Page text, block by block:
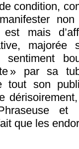
condition,
est mais
majorée
sentiment
» par sa
tout son
Phraseuse
que les